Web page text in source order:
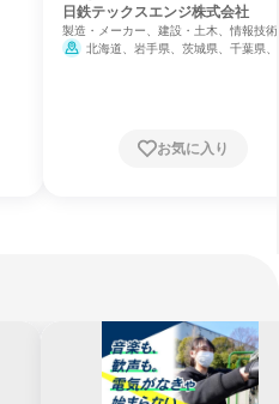
日鉄テックスエンジ株式会社
製造・メーカー、建設・土木、情報技術
北海道、岩手県、茨城県、千葉県
お気に入り